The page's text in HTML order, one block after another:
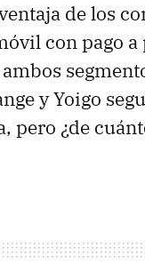
de los
con pago a
y Yoigo
pero ¿de